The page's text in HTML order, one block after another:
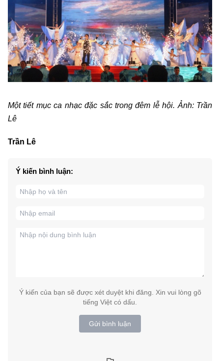
Một tiết mục ca nhạc đặc sắc trong đêm lễ hội. Ảnh: Trần
Lê
Trần Lê
Ý kiến bình luận:
Ý kiến của bạn sẽ được xét duyệt khi đăng. Xin vui lòng gõ
tiếng Việt có dấu.
Gửi bình luận